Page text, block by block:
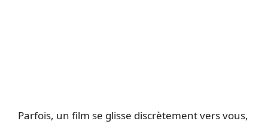
Parfois, un film se glisse discrètement vers vous,